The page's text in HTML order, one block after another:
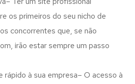
os primeiros do seu nicho de
concorrentes que, se não
irão estar sempre um passo
rápido à sua empresa– O acesso à